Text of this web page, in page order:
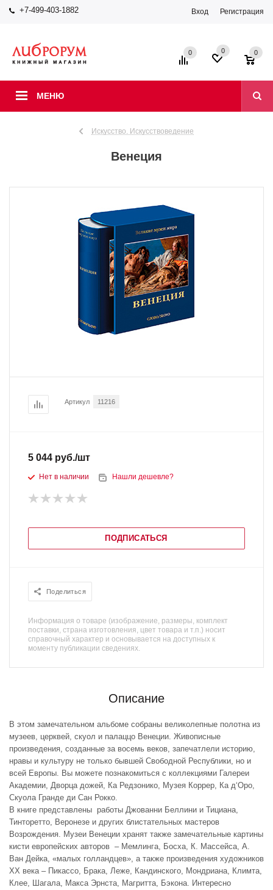
+7-499-403-1882 Вход Регистрация
МЕНЮ
0 0 0
Искусство. Искусствоведение
Венеция
Артикул 11216
5 044 руб./шт
Нет в наличии Нашли дешевле?
ПОДПИСАТЬСЯ
Поделиться
Информация о товаре (изображение, размеры, комплект
поставки, страна изготовления, цвет товара и т.п.) носит
справочный характер и основывается на доступных к
моменту публикации сведениях.
Описание
В этом замечательном альбоме собраны великолепные полотна из
музеев, церквей, скуол и палаццо Венеции. Живописные
произведения, созданные за восемь веков, запечатлели историю,
нравы и культуру не только бывшей Свободной Республики, но и
всей Европы. Вы можете познакомиться с коллекциями Галереи
Академии, Дворца дожей, Ка Редзонико, Музея Коррер, Ка д‘Оро,
Скуола Гранде ди Сан Рокко.
В книге представлены работы Джованни Беллини и Тициана,
Тинторетто, Веронезе и других блистательных мастеров
Возрождения. Музеи Венеции хранят также замечательные картины
кисти европейских авторов – Мемлинга, Босха, К. Массейса, А.
Ван Дейка, «малых голландцев», а также произведения художников
ХХ века – Пикассо, Брака, Леже, Кандинского, Мондриана, Климта,
Клее, Шагала, Макса Эрнста, Магритта, Бэкона. Интересно